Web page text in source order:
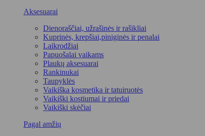
Aksesuarai
Dienoraščiai, užrašinės ir rašikliai
Kuprinės, krepšiai,piniginės ir penalai
Laikrodžiai
Papuošalai vaikams
Plaukų aksesuarai
Rankinukai
Taupyklės
Vaikiška kosmetika ir tatuiruotės
Vaikiški kostiumai ir priedai
Vaikiški skėčiai
Pagal amžių